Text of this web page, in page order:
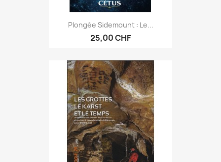
Plongée Sidemount : Le...
25,00 CHF